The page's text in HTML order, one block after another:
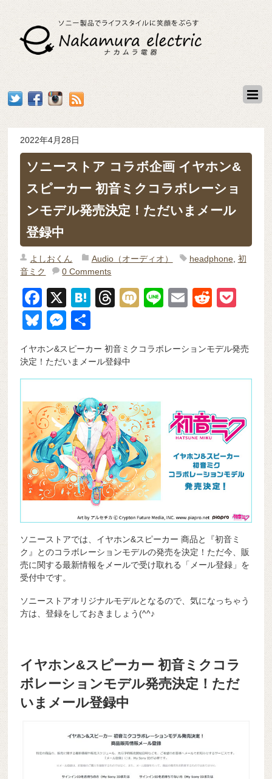
2022年4月28日
ソニーストア コラボ企画 イヤホン&
スピーカー 初音ミクコラボレーショ
ンモデル発売決定！ただいまメール
登録中
よしおくん Audio（オーディオ） headphone, 初
音ミク
0 Comments
F
a
c
e
b
o
k
X
H
n
a
T
a
d
M
Li
E
R
di
t
et
Bl
e
sk
y
M
e
ss
e
n
g
er
有
イヤホン&スピーカー 初音ミクコラボレーションモデル発売
決定！ただいまメール登録中
ソニーストアでは、イヤホン&スピーカー 商品と『初音ミ
ク』とのコラボレーションモデルの発売を決定！ただ今、販
売に関する最新情報をメールで受け取れる「メール登録」を
受付中です。
ソニーストアオリジナルモデルとなるので、気になっちゃう
方は、登録をしておきましょう(^^♪
イヤホン&スピーカー 初音ミクコラ
ボレーションモデル発売決定！ただ
いまメール登録中